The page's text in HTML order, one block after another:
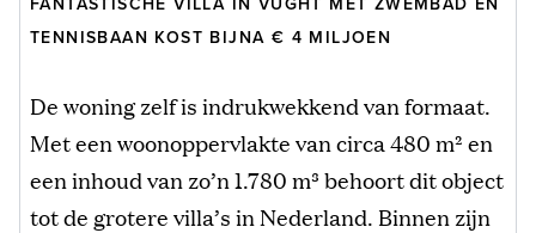
TENNISBAAN KOST BIJNA € 4 MILJOEN
De woning zelf is indrukwekkend van formaat.
Met een woonoppervlakte van circa 480 m² en
een inhoud van zo’n 1.780 m³ behoort dit object
tot de grotere villa’s in Nederland. Binnen zijn